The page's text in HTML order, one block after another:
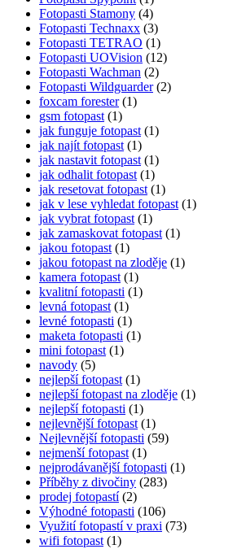
Fotopasti Stamony (4)
Fotopasti Technaxx (3)
Fotopasti TETRAO (1)
Fotopasti UOVision (12)
Fotopasti Wachman (2)
Fotopasti Wildguarder(2)
foxcam forester(1)
gsm fotopast (1)
jak funguje fotopast (1)
jak najít fotopast (1)
jak nastavit fotopast (1)
jak odhalit fotopast (1)
jak resetovat fotopast (1)
jak v lese vyhledat fotopast (1)
jak vybrat fotopast (1)
jak zamaskovat fotopast (1)
jakou fotopast (1)
jakou fotopast na zloděje (1)
kamera fotopast (1)
kvalitní fotopasti (1)
levná fotopast (1)
levné fotopasti (1)
maketa fotopasti (1)
mini fotopast (1)
navody (5)
nejlepší fotopast (1)
nejlepší fotopast na zloděje (1)
nejlepší fotopasti (1)
nejlevnější fotopast (1)
Nejlevnější fotopasti (59)
nejmenší fotopast (1)
nejprodávanější fotopasti (1)
Příběhy z divočiny (283)
prodej fotopastí(2)
Výhodné fotopasti (106)
Využití fotopastí v praxi (73)
wifi fotopast (1)